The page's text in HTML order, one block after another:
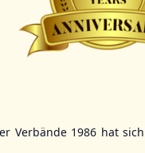
WBSC Europe
Verbände 1986 hat